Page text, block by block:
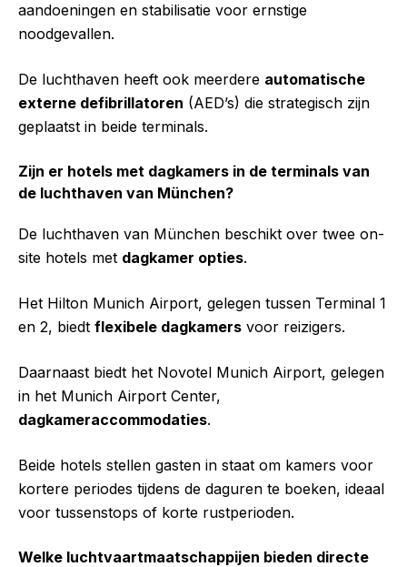
aandoeningen en stabilisatie voor ernstige
noodgevallen.
De luchthaven heeft ook meerdere automatische
externe defibrillatoren (AED’s) die strategisch zijn
geplaatst in beide terminals.
Zijn er hotels met dagkamers in de terminals van
de luchthaven van München?
De luchthaven van München beschikt over twee on-
site hotels met dagkamer opties.
Het Hilton Munich Airport, gelegen tussen Terminal 1
en 2, biedt flexibele dagkamers voor reizigers.
Daarnaast biedt het Novotel Munich Airport, gelegen
in het Munich Airport Center,
dagkameraccommodaties.
Beide hotels stellen gasten in staat om kamers voor
kortere periodes tijdens de daguren te boeken, ideaal
voor tussenstops of korte rustperioden.
Welke luchtvaartmaatschappijen bieden directe